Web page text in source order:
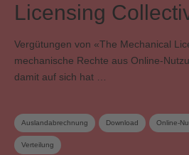
Licensing
Vergütungen von «The Mechanical
mechanische Rechte aus Online-
damit auf sich hat …
Auslandabrechnung Download Online-
Verteilung